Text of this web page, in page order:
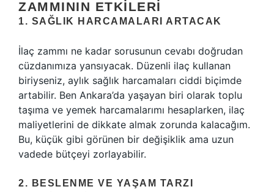
ZAMMININ ETKILERI
1. SAĞLIK HARCAMALARI ARTACAK
İlaç zammı ne kadar sorusunun cevabı doğrudan
cüzdanımıza yansıyacak. Düzenli ilaç kullanan
biriyseniz, aylık sağlık harcamaları ciddi biçimde
artabilir. Ben Ankara’da yaşayan biri olarak toplu
taşıma ve yemek harcamalarımı hesaplarken, ilaç
maliyetlerini de dikkate almak zorunda kalacağım.
Bu, küçük gibi görünen bir değişiklik ama uzun
vadede bütçeyi zorlayabilir.
2. BESLENME VE YAŞAM TARZI